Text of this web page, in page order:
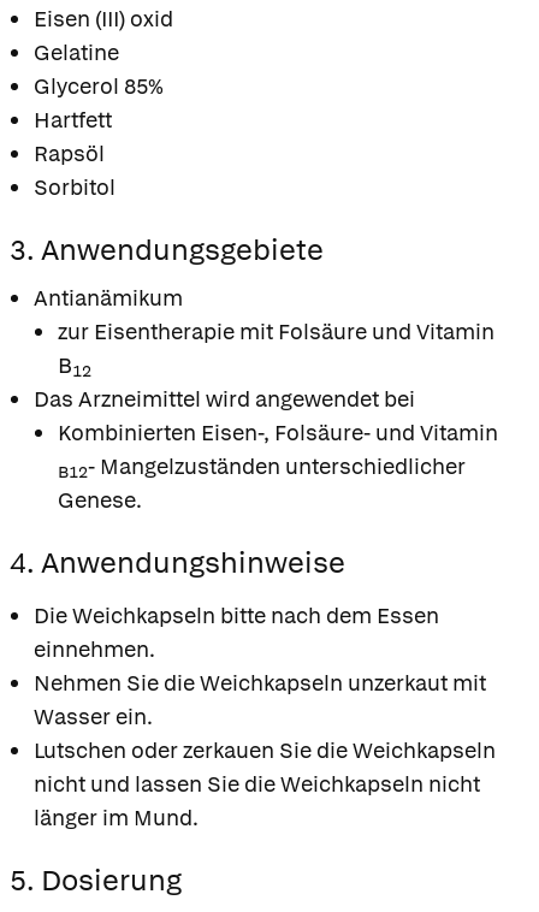
Eisen (III) oxid
Gelatine
Glycerol 85%
Hartfett
Rapsöl
Sorbitol
3. Anwendungsgebiete
Antianämikum
zur Eisentherapie mit Folsäure und Vitamin
B12
Das Arzneimittel wird angewendet bei
Kombinierten Eisen-, Folsäure- und Vitamin
B12- Mangelzuständen unterschiedlicher
Genese.
4. Anwendungshinweise
Die Weichkapseln bitte nach dem Essen
einnehmen.
Nehmen Sie die Weichkapseln unzerkaut mit
Wasser ein.
Lutschen oder zerkauen Sie die Weichkapseln
nicht und lassen Sie die Weichkapseln nicht
länger im Mund.
5. Dosierung